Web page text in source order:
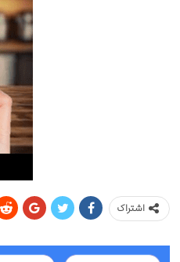
اشتراک